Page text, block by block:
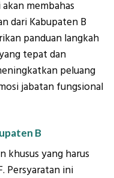
membahas
dari Kabupaten B
panduan langkah
tepat dan
peluang
jabatan fungsional
B
khusus yang harus
Persyaratan ini